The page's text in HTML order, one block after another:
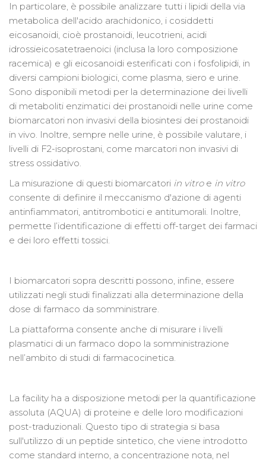
In particolare, è possibile analizzare tutti i lipidi della via
metabolica dell'acido arachidonico, i cosiddetti
eicosanoidi, cioè prostanoidi, leucotrieni, acidi
idrossieicosatetraenoici (inclusa la loro composizione
racemica) e gli eicosanoidi esterificati con i fosfolipidi, in
diversi campioni biologici, come plasma, siero e urine.
Sono disponibili metodi per la determinazione dei livelli
di metaboliti enzimatici dei prostanoidi nelle urine come
biomarcatori non invasivi della biosintesi dei prostanoidi
in vivo. Inoltre, sempre nelle urine, è possibile valutare, i
livelli di F2-isoprostani, come marcatori non invasivi di
stress ossidativo.
La misurazione di questi biomarcatori in vitroe in vitro
consente di definire il meccanismo d'azione di agenti
antinfiammatori, antitrombotici e antitumorali. Inoltre,
permette l’identificazione di effetti off-target dei farmaci
e dei loro effetti tossici.
I biomarcatori sopra descritti possono, infine, essere
utilizzati negli studi finalizzati alla determinazione della
dose di farmaco da somministrare.
La piattaforma consente anche di misurare i livelli
plasmatici di un farmaco dopo la somministrazione
nell’ambito di studi di farmacocinetica.
La facility ha a disposizione metodi per la quantificazione
assoluta (AQUA) di proteine e delle loro modificazioni
post-traduzionali. Questo tipo di strategia si basa
sull'utilizzo di un peptide sintetico, che viene introdotto
come standard interno, a concentrazione nota, nel